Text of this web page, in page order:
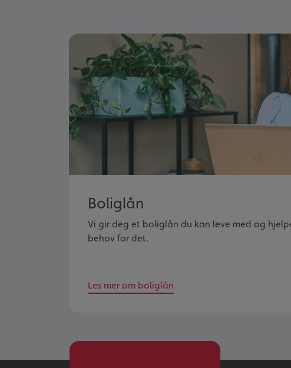
Boliglån
Vi gir deg et boliglån du kan leve med og
behov for det.
Les mer om boliglån